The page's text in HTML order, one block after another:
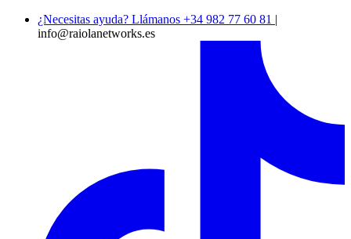
¿Necesitas ayuda? Llámanos +34 982 77 60 81 |
info@raiolanetworks.es